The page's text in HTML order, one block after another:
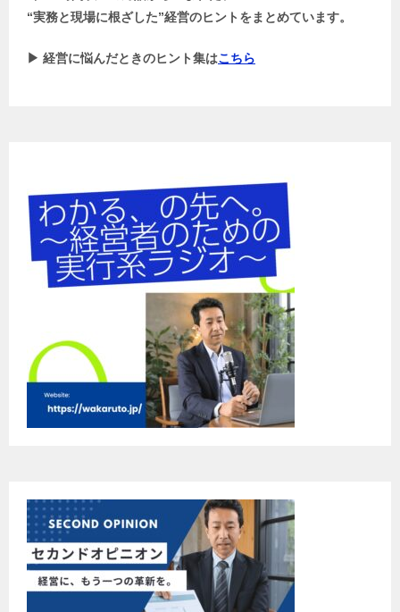
“実務と現場に根ざした”経営のヒントをまとめています。
▶ 経営に悩んだときのヒント集はこちら